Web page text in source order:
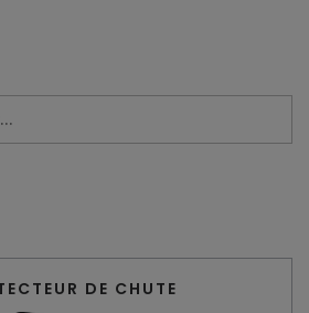
DE CHUTE